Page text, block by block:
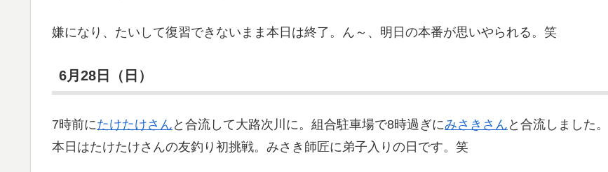
嫌になり、たいして復習できないまま本日は終了。ん～、明日の本番が思いやられる。笑
6月28日（日）
7時前にたけたけさん と合流して大路次川に。組合駐車場で8時過ぎにみさきさん と合流しました。
本日はたけたけさんの友釣り初挑戦。みさき師匠に弟子入りの日です。笑